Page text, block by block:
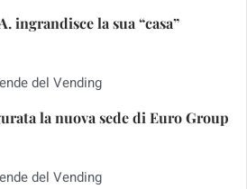
ingrandisce la sua “casa”
del Vending
la nuova sede di Euro Group
del Vending